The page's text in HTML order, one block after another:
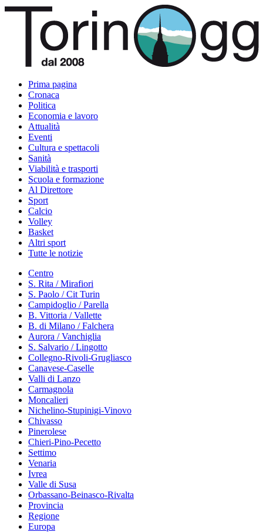
Prima pagina
Cronaca
Politica
Economia e lavoro
Attualità
Eventi
Cultura e spettacoli
Sanità
Viabilità e trasporti
Scuola e formazione
Al Direttore
Sport
Calcio
Volley
Basket
Altri sport
Tutte le notizie
Centro
S. Rita / Mirafiori
S. Paolo / Cit Turin
Campidoglio / Parella
B. Vittoria / Vallette
B. di Milano / Falchera
Aurora / Vanchiglia
S. Salvario / Lingotto
Collegno-Rivoli-Grugliasco
Canavese-Caselle
Valli di Lanzo
Carmagnola
Moncalieri
Nichelino-Stupinigi-Vinovo
Chivasso
Pinerolese
Chieri-Pino-Pecetto
Settimo
Venaria
Ivrea
Valle di Susa
Orbassano-Beinasco-Rivalta
Provincia
Regione
Europa